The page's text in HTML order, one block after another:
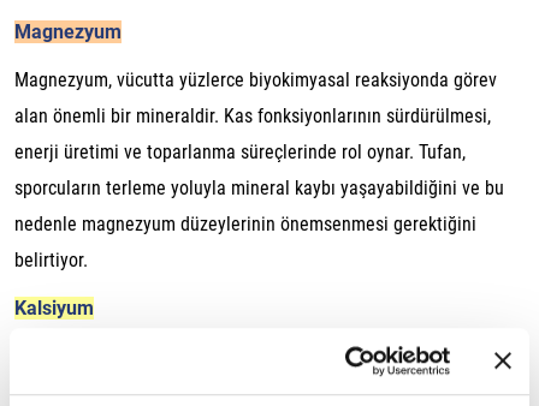
Magnezyum
Magnezyum, vücutta yüzlerce biyokimyasal reaksiyonda görev
alan önemli bir mineraldir. Kas fonksiyonlarının sürdürülmesi,
enerji üretimi ve toparlanma süreçlerinde rol oynar. Tufan,
sporcuların terleme yoluyla mineral kaybı yaşayabildiğini ve bu
nedenle magnezyum düzeylerinin önemsenmesi gerektiğini
belirtiyor.
Kalsiyum
Kalsiyum yalnızca kemik sağlığı için değil, kasların doğru şekilde
çalışabilmesi için de gereklidir. Uzman Diyetisyen İrem Tufan,